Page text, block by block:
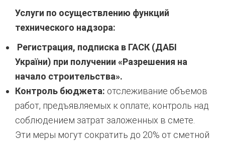
Услуги по осуществлению функций
технического надзора:
Регистрация, подписка в ГАСК (ДАБІ
України) при получении «Разрешения на
начало строительства».
Контроль бюджета: отслеживание объемов
работ, предъявляемых к оплате; контроль над
соблюдением затрат заложенных в смете.
Эти меры могут сократить до 20% от сметной